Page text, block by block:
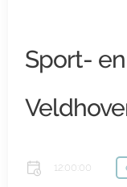
Sport-
12:00:00